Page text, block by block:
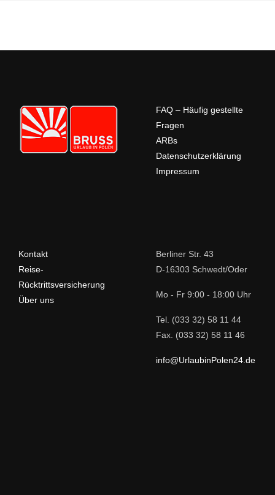
FAQ – Häufig gestellte
Fragen
ARBs
Datenschutzerklärung
Impressum
Kontakt
Reise-
Rücktrittsversicherung
Über uns
Berliner Str. 43
D-16303 Schwedt/Oder
Mo - Fr 9:00 - 18:00 Uhr
Tel. (033 32) 58 11 44
Fax. (033 32) 58 11 46
info@UrlaubinPolen24.de